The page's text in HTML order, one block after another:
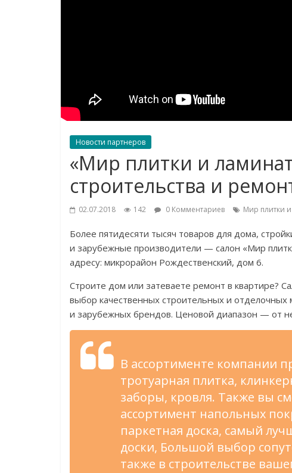
Новости партнеров
«Мир плитки и
строительства и
02.07.2018 142 0 Комментариев Мир плитки
Более пятидесяти тысяч товаров для дома,
и зарубежные производители — салон «Мир
адресу: микрорайон Рождественский, дом 6.
Строите дом или затеваете ремонт в квартире?
выбор качественных строительных и отделочных
и зарубежных брендов. Ценовой диапазон — от
В ассортименте компании
тротуарная плитка,
заборы, кровля. Также вы
ассортимент напольных
паркетная доска, самый
доски, Большой выбор
также в строительстве